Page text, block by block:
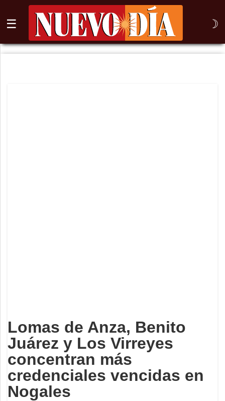
☰ ☽
⌕
Lomas de Anza, Benito
Juárez y Los Virreyes
concentran más
credenciales vencidas en
Nogales